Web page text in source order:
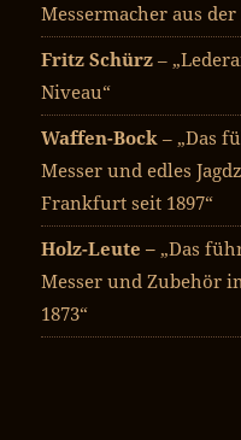
Messermacher aus der
Fritz Schürz–
Niveau“
Waffen-Bock– „Das
Messer und edles
Frankfurt seit 1897“
Holz-Leute –„Das
Messer und Zubehör
1873“